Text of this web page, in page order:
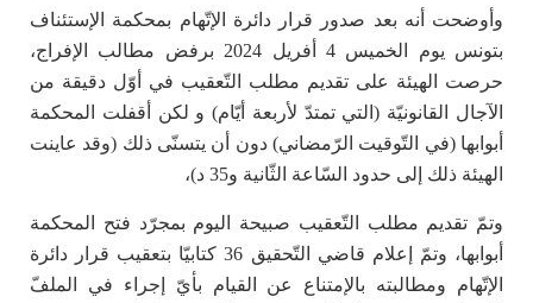
وأوضحت أنه بعد صدور قرار دائرة الإتّهام بمحكمة الإستئناف
بتونس يوم الخميس 4 أفريل 2024 برفض مطالب الإفراج،
حرصت الهيئة على تقديم مطلب التّعقيب في أوّل دقيقة من
الآجال القانونيّة (التي تمتدّ لأربعة أيّام) و لكن أقفلت المحكمة
أبوابها (في التّوقيت الرّمضاني) دون أن يتسنّى ذلك (وقد عاينت
الهيئة ذلك إلى حدود السّاعة الثّانية و35 د)،
وتمّ تقديم مطلب التّعقيب صبيحة اليوم بمجرّد فتح المحكمة
أبوابها، وتمّ إعلام قاضي التّحقيق 36 كتابيّا بتعقيب قرار دائرة
الإتّهام ومطالبته بالإمتناع عن القيام بأيّ إجراء في الملفّ